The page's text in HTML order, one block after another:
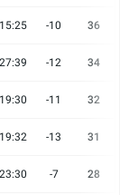
15:25 -10 36
27:39 -12 34
19:30 -11 32
19:32 -13 31
23:30 -7 28